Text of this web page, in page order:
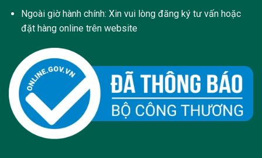
Ngoài giờ hành chính: Xin vui lòng đăng ký tư vấn hoặc
đặt hàng online trên website